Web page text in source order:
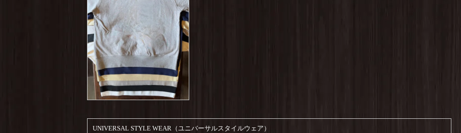
UNIVERSAL STYLE WEAR（ユニバーサルスタイルウェア）